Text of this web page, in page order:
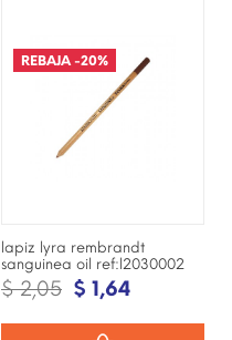
REBAJA-20%
lapiz lyra rembrandt
sanguinea oil ref:l2030002
$ 2,05 $ 1,64